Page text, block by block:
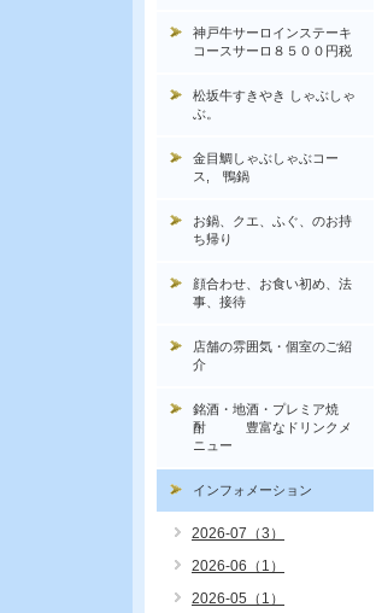
神戸牛サーロインステーキ
コースサーロ８５００円税
松坂牛すきやき しゃぶしゃ
ぶ。
金目鯛しゃぶしゃぶコー
ス, 鴨鍋
お鍋、クエ、ふぐ、のお持
ち帰り
顔合わせ、お食い初め、法
事、接待
店舗の雰囲気・個室のご紹
介
銘酒・地酒・プレミア焼
酎 豊富なドリンクメ
ニュー
インフォメーション
2026-07（3）
2026-06（1）
2026-05（1）